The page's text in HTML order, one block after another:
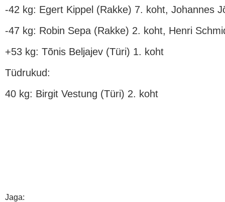
-42 kg: Egert Kippel (Rakke) 7. koht, Johannes
-47 kg: Robin Sepa (Rakke) 2. koht, Henri
+53 kg: Tõnis Beljajev (Türi) 1. koht
Tüdrukud:
40 kg: Birgit Vestung (Türi) 2. koht
Jaga: